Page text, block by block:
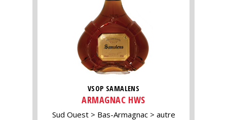
VSOP SAMALENS
ARMAGNAC HWS
Sud Ouest Bas-Armagnac autre